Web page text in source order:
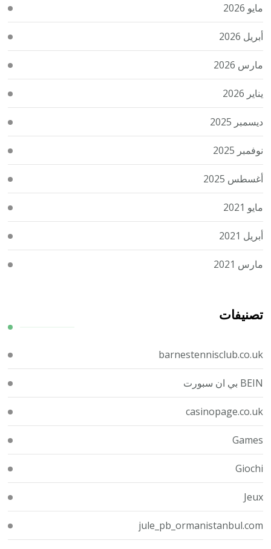
مايو 2026
أبريل 2026
مارس 2026
يناير 2026
ديسمبر 2025
نوفمبر 2025
أغسطس 2025
مايو 2021
أبريل 2021
مارس 2021
تصنيفات
barnestennisclub.co.uk
BEIN بي ان سبورت
casinopage.co.uk
Games
Giochi
Jeux
jule_pb_ormanistanbul.com